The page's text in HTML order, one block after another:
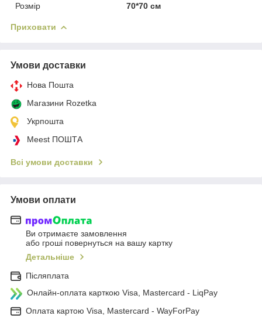
Розмір
70*70 см
Приховати
Умови доставки
Нова Пошта
Магазини Rozetka
Укрпошта
Meest ПОШТА
Всі умови доставки
Умови оплати
Ви отримаєте замовлення
або гроші повернуться на вашу картку
Детальніше
Післяплата
Онлайн-оплата карткою Visa, Mastercard - LiqPay
Оплата картою Visa, Mastercard - WayForPay